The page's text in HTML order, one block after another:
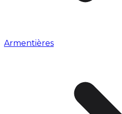
Armentières